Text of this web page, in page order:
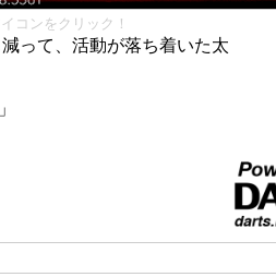
コンをクリック！
って、活動が落ち着いた太